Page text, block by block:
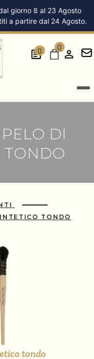
giorno 8 al 23 Agosto
a partire dal 24 Agosto.
0 0
DI
TONDO
TONDO
tondo